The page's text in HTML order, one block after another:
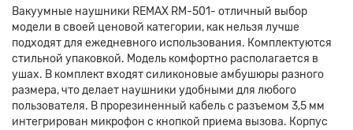
Вакуумные наушники REMAX RM-501- отличный выбор
модели в своей ценовой категории, как нельзя лучше
подходят для ежедневного использования. Комплектуются
стильной упаковкой. Модель комфортно располагается в
ушах. В комплект входят силиконовые амбушюры разного
размера, что делает наушники удобными для любого
пользователя. В прорезиненный кабель с разъемом 3,5 мм
интегрирован микрофон с кнопкой приема вызова. Корпус